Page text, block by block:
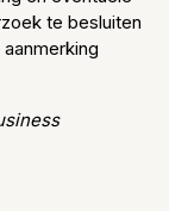
te besluiten